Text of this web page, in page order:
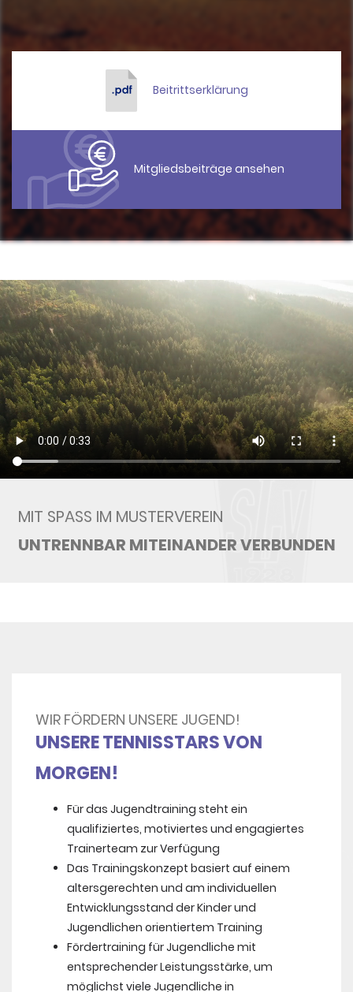
Beitrittserklärung
Mitgliedsbeiträge ansehen
MIT SPASS IM MUSTERVEREIN
UNTRENNBAR MITEINANDER VERBUNDEN
WIR FÖRDERN UNSERE JUGEND!
UNSERE TENNISSTARS VON
MORGEN!
Für das Jugendtraining steht ein
qualifiziertes, motiviertes und engagiertes
Trainerteam zur Verfügung
Das Trainingskonzept basiert auf einem
altersgerechten und am individuellen
Entwicklungsstand der Kinder und
Jugendlichen orientiertem Training
Fördertraining für Jugendliche mit
entsprechender Leistungsstärke, um
möglichst viele Jugendliche in